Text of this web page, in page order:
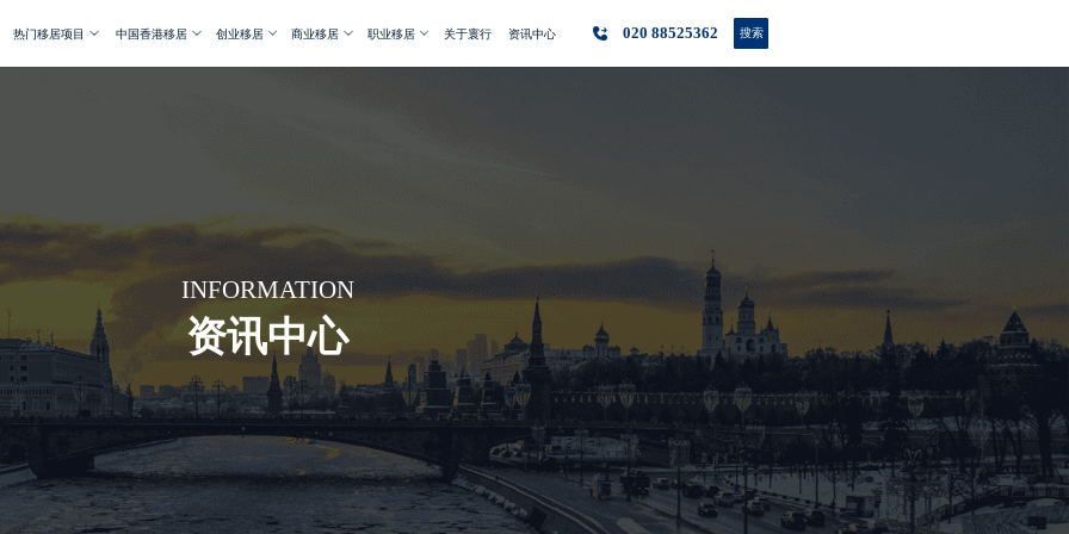
热门移居项目 中国香港移居 创业移居 商业移居 职业移居 关于寰行 资讯中心 020 88525362 搜索
INFORMATION
资讯中心